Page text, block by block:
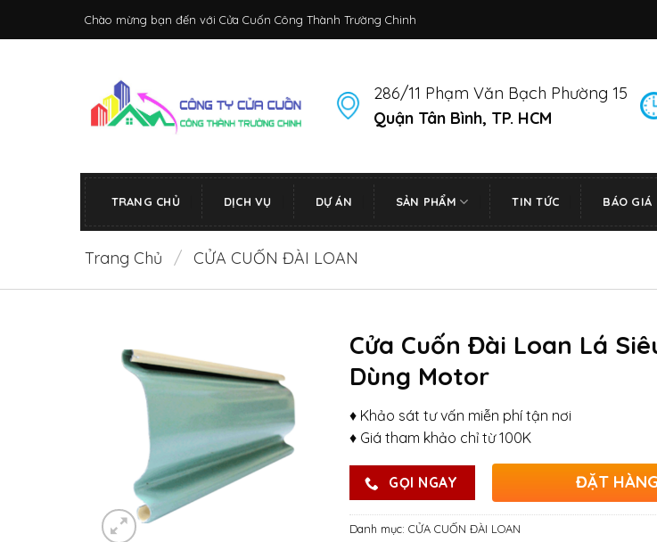
Chào mừng bạn đến với Cửa Cuốn Công Thành Trường Chinh
286/11 Phạm Văn Bạch Phường 15
Quận Tân Bình, TP. HCM
TRANG CHỦ DỊCH VỤ DỰ ÁN SẢN PHẨM TIN TỨC BÁO GIÁ
Trang Chủ / CỬA CUỐN ĐÀI LOAN
Cửa Cuốn Đài Loan Lá
Dùng Motor
♦ Khảo sát tư vấn miễn phí tận nơi
♦ Giá tham khảo chỉ từ 100K
GỌI NGAY ĐẶT
Danh mục: CỬA CUỐN ĐÀI LOAN